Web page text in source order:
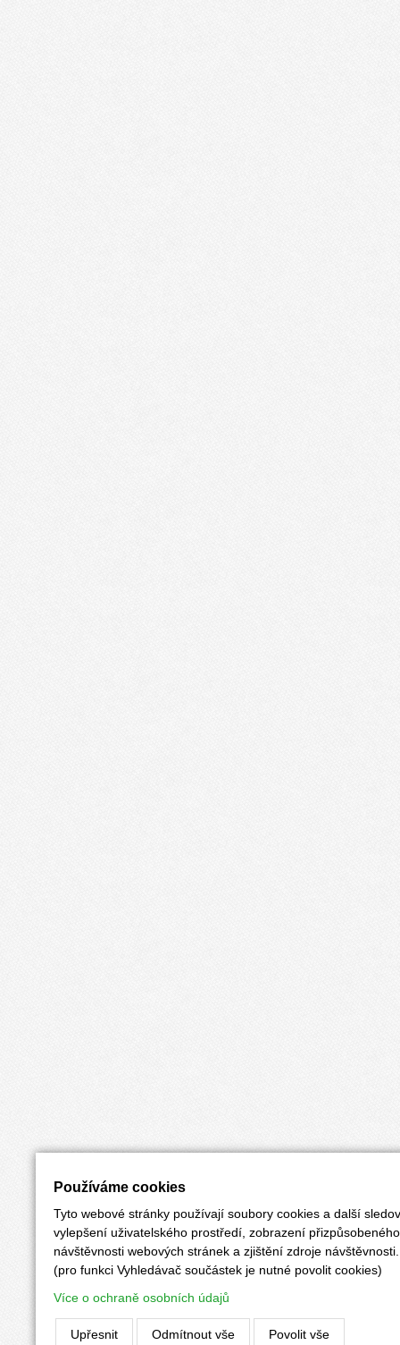
Používáme cookies
Tyto webové stránky používají soubory cookies a další
vylepšení uživatelského prostředí, zobrazení
návštěvnosti webových stránek a zjištění zdroje návštěvnosti.
(pro funkci Vyhledávač součástek je nutné povolit cookies)
Více o ochraně osobních údajů
Upřesnit Odmítnout vše Povolit vše